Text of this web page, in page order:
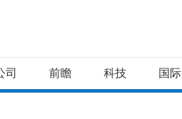
司 前瞻 科技 国际